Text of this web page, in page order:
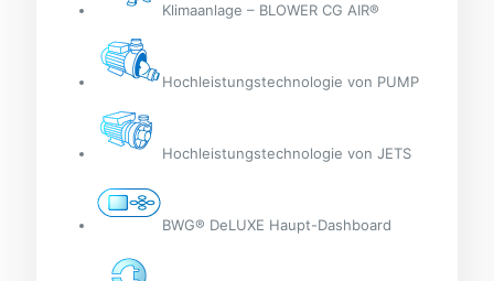
Klimaanlage – BLOWER CG AIR®
Hochleistungstechnologie von PUMP
Hochleistungstechnologie von JETS
BWG® DeLUXE Haupt-Dashboard